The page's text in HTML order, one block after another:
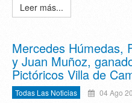
Leer más...
Mercedes Húmedas,
y Juan Muñoz,
Pictóricos Villa de
Todas Las Noticias 04 Ago